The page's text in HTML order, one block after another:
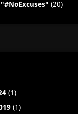
(20)
(1)
(1)